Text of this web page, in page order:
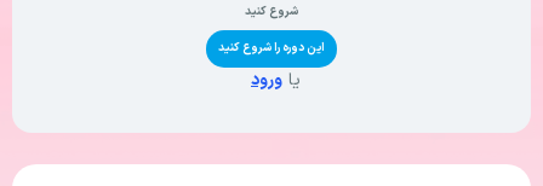
شروع کنید
این دوره را شروع کنید
یا ورود